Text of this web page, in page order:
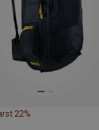
22%